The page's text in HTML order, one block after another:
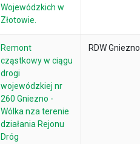
Wojewódzkich w
Złotowie.
Remont
cząstkowy w ciągu
drogi
wojewódzkiej nr
260 Gniezno -
Wólka nza terenie
działania Rejonu
Dróg
RDW Gniezno